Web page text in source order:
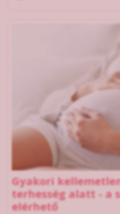
Gyakori
terhesség alatt - a
elérhető